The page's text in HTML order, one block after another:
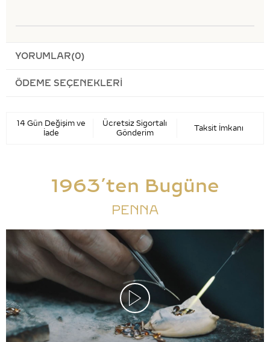
YORUMLAR(0)
ÖDEME SEÇENEKLERI
14 Gün Değişim ve
İade
Ücretsiz Sigortalı
Gönderim
Taksit İmkanı
1963’ten Bugüne
PENNA